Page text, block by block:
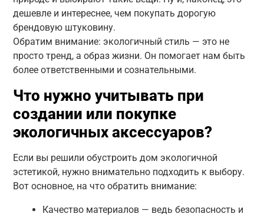
дешевле и интереснее, чем покупать дорогую
брендовую штуковину.
Обратим внимание: экологичный стиль — это не
просто тренд, а образ жизни. Он помогает нам быть
более ответственными и сознательными.
Что нужно учитывать при
создании или покупке
экологичных аксессуаров?
Если вы решили обустроить дом экологичной
эстетикой, нужно внимательно подходить к выбору.
Вот основное, на что обратить внимание:
Качество материалов — ведь безопасность и